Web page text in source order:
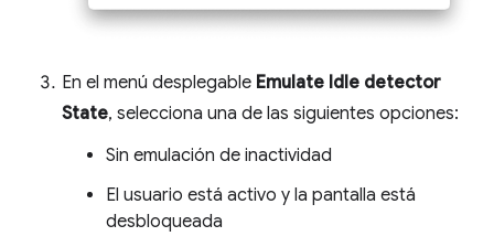
En el menú desplegable Emulate Idle detector
State, selecciona una de las siguientes opciones:
Sin emulación de inactividad
El usuario está activo y la pantalla está
desbloqueada